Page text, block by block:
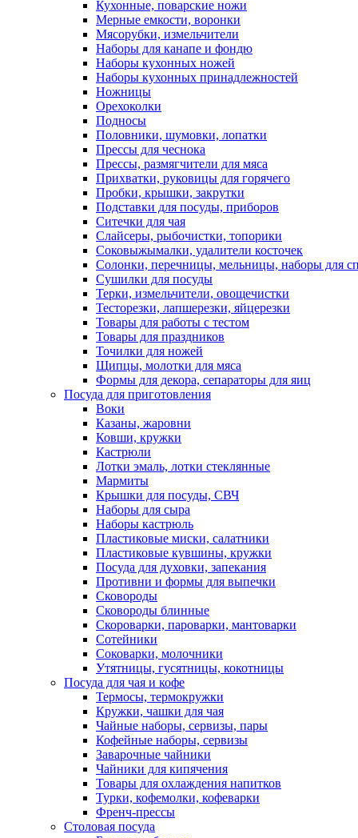
Кухонные, поварские ножи
Мерные емкости, воронки
Мясорубки, измельчители
Наборы для канапе и фондю
Наборы кухонных ножей
Наборы кухонных принадлежностей
Ножницы
Орехоколки
Подносы
Половники, шумовки, лопатки
Прессы для чеснока
Прессы, размягчители для мяса
Прихватки, руковицы для горячего
Пробки, крышки, закрутки
Подставки для посуды, приборов
Ситечки для чая
Слайсеры, рыбочистки, топорики
Соковыжымалки, удалители косточек
Солонки, перечницы, мельницы, наборы для
Сушилки для посуды
Терки, измельчители, овощечистки
Тесторезки, лапшерезки, яйцерезки
Товары для работы с тестом
Товары для праздников
Точилки для ножей
Щипцы, молотки для мяса
Формы для декора, сепараторы для яиц
Посуда для приготовления
Воки
Казаны, жаровни
Ковши, кружки
Кастрюли
Лотки эмаль, лотки стеклянные
Мармиты
Крышки для посуды, СВЧ
Наборы для сыра
Наборы кастрюль
Пластиковые миски, салатники
Пластиковые кувшины, кружки
Посуда для духовки, запекания
Противни и формы для выпечки
Сковороды
Сковороды блинные
Скороварки, пароварки, мантоварки
Сотейники
Соковарки, молочники
Утятницы, гусятницы, кокотницы
Посуда для чая и кофе
Термосы, термокружки
Кружки, чашки для чая
Чайные наборы, сервизы, пары
Кофейные наборы, сервизы
Заварочные чайники
Чайники для кипячения
Товары для охлаждения напитков
Турки, кофемолки, кофеварки
Френч-прессы
Столовая посуда